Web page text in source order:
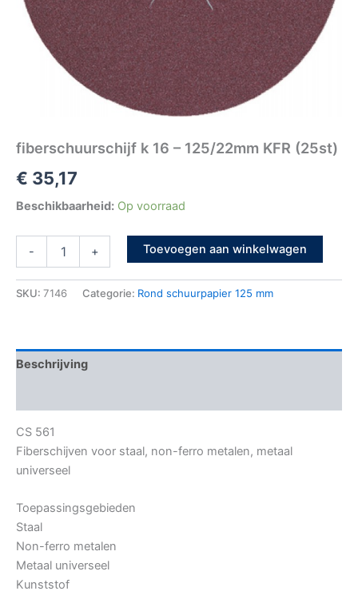
fiberschuurschijf k 16 – 125/22mm KFR (25st)
€ 35,17
Beschikbaarheid: Op voorraad
- + Toevoegen aan winkelwagen
SKU: 7146 Categorie: Rond schuurpapier 125 mm
Beschrijving
CS 561
Fiberschijven voor staal, non-ferro metalen, metaal
universeel
Toepassingsgebieden
Staal
Non-ferro metalen
Metaal universeel
Kunststof